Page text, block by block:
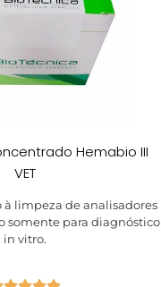
Hemabio III
VET
limpeza de analisadores
somente para diagnóstico
in vitro.